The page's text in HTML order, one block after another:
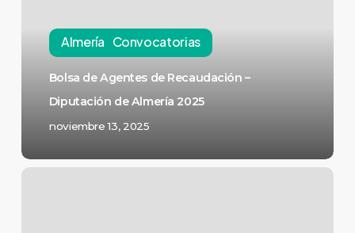
Almería Convocatorias
Bolsa de Agentes de Recaudación –
Diputación de Almería 2025
noviembre 13, 2025